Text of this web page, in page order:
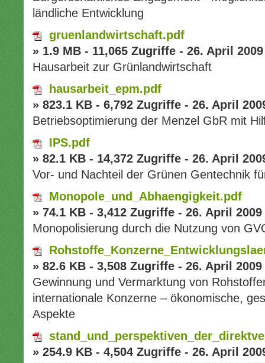
ländliche Entwicklung
gruenlandwirtschaft.pdf
» 1.9 MB - 11,065 Zugriffe - 26. April 2009
Hausarbeit zur Grünlandwirtschaft
hausarbeit_epm.pdf
» 823.1 KB - 6,792 Zugriffe - 26. April
Betriebsoptimierung der Menzel GbR mit
IPS.pdf
» 82.1 KB - 14,372 Zugriffe - 26. April
Vor- und Nachteil der Grünen Gentechnik
Monopole_und_Abhaengigkeit.pdf
» 74.1 KB - 3,412 Zugriffe - 26. April 2009
Monopolisierung durch die Nutzung von
» 82.6 KB - 3,508 Zugriffe - 26. April 2009
Gewinnung und Vermarktung von
internationale Konzerne – ökonomische,
Aspekte
» 254.9 KB - 4,504 Zugriffe - 26. April